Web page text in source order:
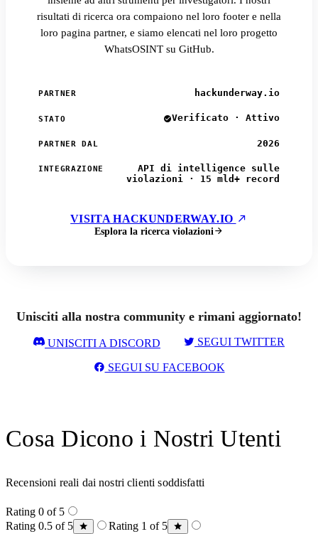
risultati di ricerca ora compaiono nel loro footer e nella
loro pagina partner, e siamo elencati nel loro progetto
WhatsOSINT su GitHub.
PARTNER hackunderway.io
STATO Verificato · Attivo
PARTNER DAL 2026
INTEGRAZIONE
API di intelligence sulle
violazioni · 15 mld+ record
VISITA HACKUNDERWAY.IO
Esplora la ricerca violazioni
Unisciti alla nostra community e rimani aggiornato!
UNISCITI A DISCORD SEGUI TWITTER
SEGUI SU FACEBOOK
Cosa Dicono i Nostri Utenti
Recensioni reali dai nostri clienti soddisfatti
Rating 0 of 5
Rating 0.5 of 5
Rating 1 of 5